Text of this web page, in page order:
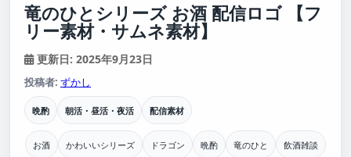
竜のひとシリーズ お酒 配信ロゴ 【フ
リー素材・サムネ素材】
更新日: 2025年9月23日
投稿者: ずかし
晩酌 朝活・昼活・夜活 配信素材
お酒 かわいいシリーズ ドラゴン 晩酌 竜のひと 飲酒雑談